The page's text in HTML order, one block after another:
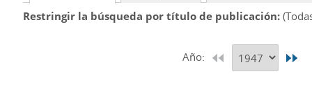
Restringir la búsqueda por título de publicación
Año: